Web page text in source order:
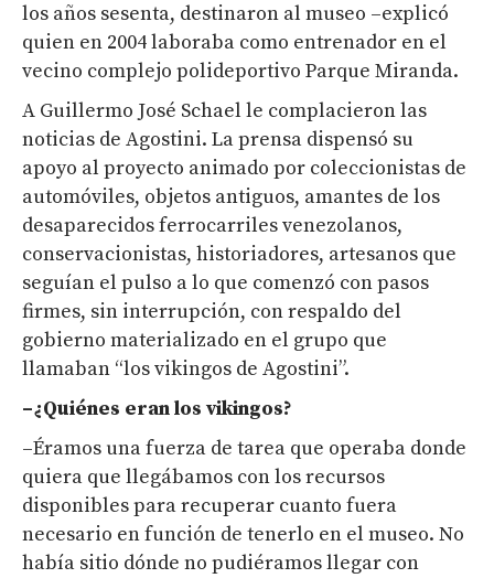
los años sesenta, destinaron al museo –explicó
quien en 2004 laboraba como entrenador en el
vecino complejo polideportivo Parque Miranda.
A Guillermo José Schael le complacieron las
noticias de Agostini. La prensa dispensó su
apoyo al proyecto animado por coleccionistas de
automóviles, objetos antiguos, amantes de los
desaparecidos ferrocarriles venezolanos,
conservacionistas, historiadores, artesanos que
seguían el pulso a lo que comenzó con pasos
firmes, sin interrupción, con respaldo del
gobierno materializado en el grupo que
llamaban “los vikingos de Agostini”.
–¿Quiénes eran los vikingos?
–Éramos una fuerza de tarea que operaba donde
quiera que llegábamos con los recursos
disponibles para recuperar cuanto fuera
necesario en función de tenerlo en el museo. No
había sitio dónde no pudiéramos llegar con